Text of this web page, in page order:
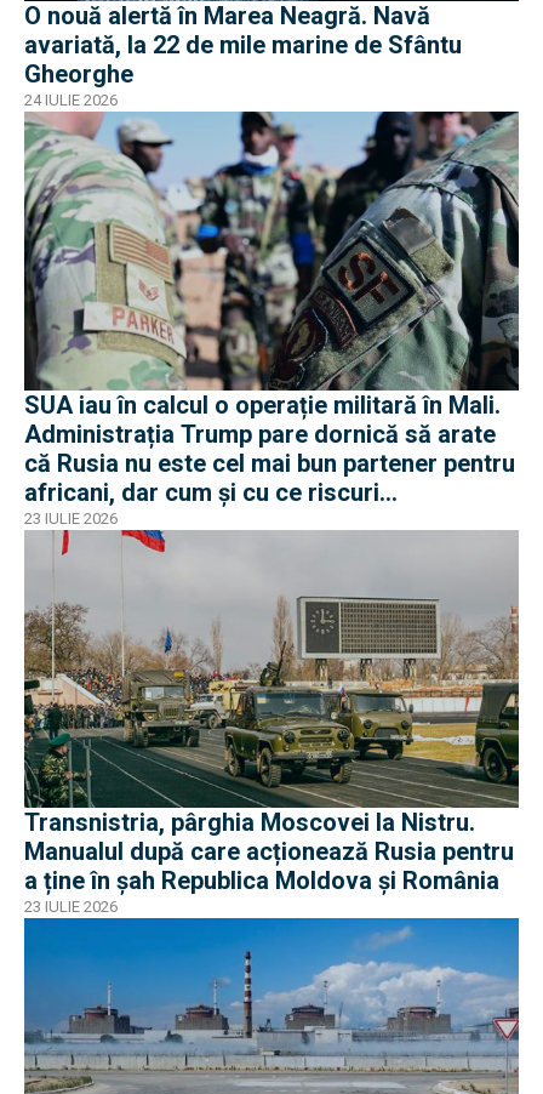
O nouă alertă în Marea Neagră. Navă
avariată, la 22 de mile marine de Sfântu
Gheorghe
24 IULIE 2026
SUA iau în calcul o operație militară în Mali.
Administrația Trump pare dornică să arate
că Rusia nu este cel mai bun partener pentru
africani, dar cum și cu ce riscuri
operaționale?
23 IULIE 2026
Transnistria, pârghia Moscovei la Nistru.
Manualul după care acționează Rusia pentru
a ține în șah Republica Moldova și România
23 IULIE 2026